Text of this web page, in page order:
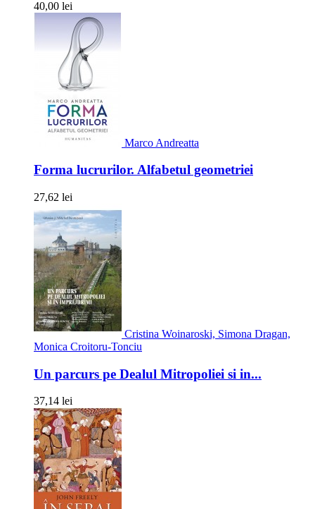
40,00 lei
Marco Andreatta
Forma lucrurilor. Alfabetul geometriei
27,62 lei
Cristina Woinaroski, Simona Dragan,
Monica Croitoru-Tonciu
Un parcurs pe Dealul Mitropoliei si in...
37,14 lei